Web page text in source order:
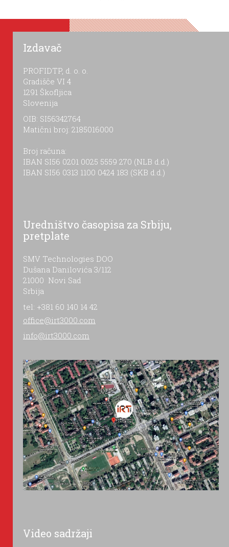
Izdavač
PROFIDTP, d. o. o.
Gradišče VI 4
1291 Škofljica
Slovenija
OIB: SI56342764
Matični broj: 2185016000
Broj računa:
IBAN SI56 0201 0025 5559 270 (NLB d.d.)
IBAN SI56 0313 1100 0424 183 (SKB d.d.)
Uredništvo časopisa za Srbiju,
pretplate
SMV Technologies DOO
Dušana Danilovića 3/112
21000 Novi Sad
Srbija
tel: +381 60 140 14 42
office@irt3000.com
info@irt3000.com
Video sadržaji